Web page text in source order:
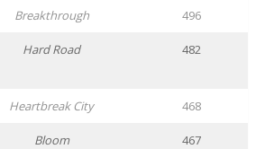
Breakthrough 496
Hard Road 482
Heartbreak City 468
Bloom 467